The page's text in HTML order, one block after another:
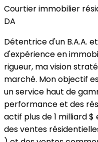
Courtier immobilier
DA
Détentrice d'un B.A.A.
d'expérience en
rigueur, ma vision
marché. Mon objectif
un service haut de
performance et des
actif plus de 1 milliard
des ventes